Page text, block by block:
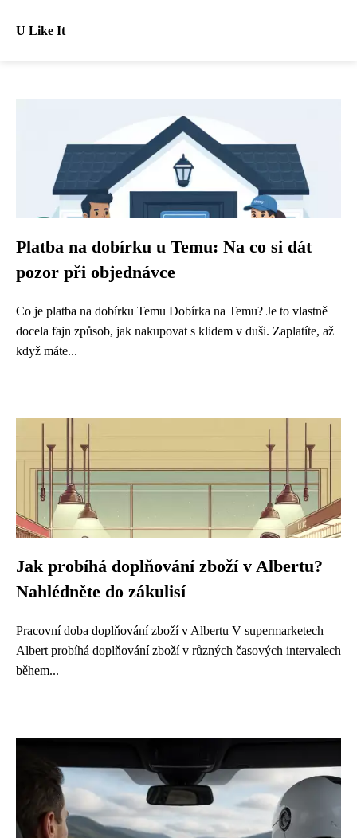
U Like It
Platba na dobírku u Temu: Na co si dát
pozor při objednávce
Co je platba na dobírku Temu Dobírka na Temu? Je to vlastně
docela fajn způsob, jak nakupovat s klidem v duši. Zaplatíte, až
když máte...
Jak probíhá doplňování zboží v Albertu?
Nahlédněte do zákulisí
Pracovní doba doplňování zboží v Albertu V supermarketech
Albert probíhá doplňování zboží v různých časových intervalech
během...